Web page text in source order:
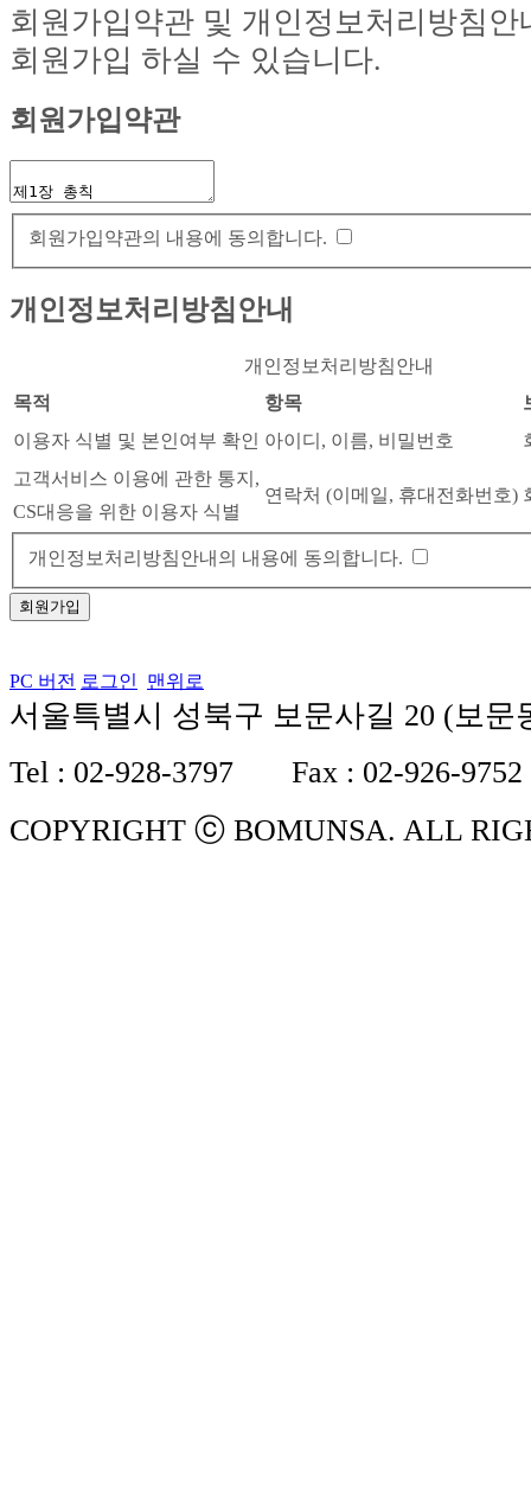
회원가입약관 및 개인정보처리방침
회원가입 하실 수 있습니다.
회원가입약관
회원가입약관의 내용에 동의합니다.
개인정보처리방침안내
개인정보처리방침안내
목적
항목
이용자 식별 및 본인여부 확인
아이디, 이름, 비밀번호
고객서비스 이용에 관한 통지,
CS대응을 위한 이용자 식별
연락처 (이메일, 휴대전화번호)
개인정보처리방침안내의 내용에 동의합니다.
PC 버전 로그인 맨위로
서울특별시 성북구 보문사길 20 (보문
Tel : 02-928-3797 Fax : 02-926-9752
COPYRIGHT ⓒ BOMUNSA. ALL